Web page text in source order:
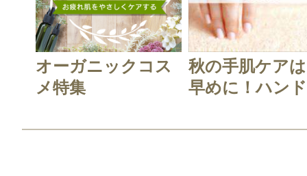
オーガニックコス
メ特集
秋の手肌ケア
早めに！ハン